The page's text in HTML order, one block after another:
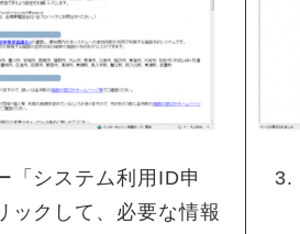
「システム利用ID申
ックして、必要な情報